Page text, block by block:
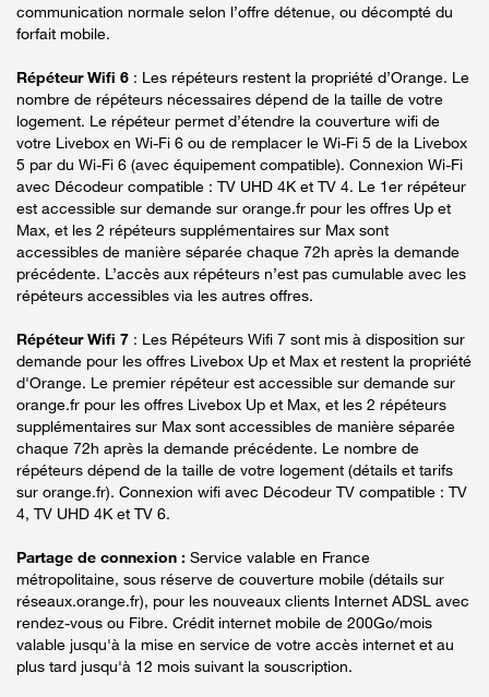
communication normale selon l’offre détenue, ou décompté du
forfait mobile.
Répéteur Wifi 6 : Les répéteurs restent la propriété d’Orange. Le
nombre de répéteurs nécessaires dépend de la taille de votre
logement. Le répéteur permet d’étendre la couverture wifi de
votre Livebox en Wi-Fi 6 ou de remplacer le Wi-Fi 5 de la Livebox
5 par du Wi-Fi 6 (avec équipement compatible). Connexion Wi-Fi
avec Décodeur compatible : TV UHD 4K et TV 4. Le 1er répéteur
est accessible sur demande sur orange.fr pour les offres Up et
Max, et les 2 répéteurs supplémentaires sur Max sont
accessibles de manière séparée chaque 72h après la demande
précédente. L’accès aux répéteurs n’est pas cumulable avec les
répéteurs accessibles via les autres offres.
Répéteur Wifi 7 : Les Répéteurs Wifi 7 sont mis à disposition sur
demande pour les offres Livebox Up et Max et restent la propriété
d'Orange. Le premier répéteur est accessible sur demande sur
orange.fr pour les offres Livebox Up et Max, et les 2 répéteurs
supplémentaires sur Max sont accessibles de manière séparée
chaque 72h après la demande précédente. Le nombre de
répéteurs dépend de la taille de votre logement (détails et tarifs
sur orange.fr). Connexion wifi avec Décodeur TV compatible : TV
4, TV UHD 4K et TV 6.
Partage de connexion : Service valable en France
métropolitaine, sous réserve de couverture mobile (détails sur
réseaux.orange.fr), pour les nouveaux clients Internet ADSL avec
rendez-vous ou Fibre. Crédit internet mobile de 200Go/mois
valable jusqu'à la mise en service de votre accès internet et au
plus tard jusqu'à 12 mois suivant la souscription.